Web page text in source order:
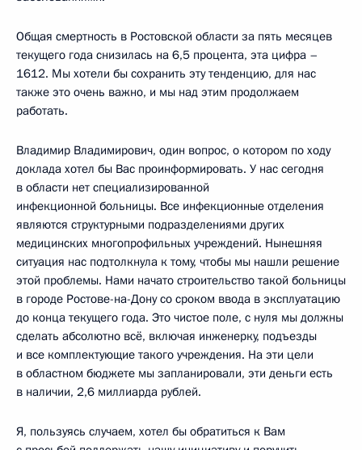
Общая смертность в Ростовской области за пять месяцев
текущего года снизилась на 6,5 процента, эта цифра –
1612. Мы хотели бы сохранить эту тенденцию, для нас
также это очень важно, и мы над этим продолжаем
работать.
Владимир Владимирович, один вопрос, о котором по ходу
доклада хотел бы Вас проинформировать. У нас сегодня
в области нет специализированной
инфекционной больницы. Все инфекционные отделения
являются структурными подразделениями других
медицинских многопрофильных учреждений. Нынешняя
ситуация нас подтолкнула к тому, чтобы мы нашли решение
этой проблемы. Нами начато строительство такой больницы
в городе Ростове-на-Дону со сроком ввода в эксплуатацию
до конца текущего года. Это чистое поле, с нуля мы должны
сделать абсолютно всё, включая инженерку, подъезды
и все комплектующие такого учреждения. На эти цели
в областном бюджете мы запланировали, эти деньги есть
в наличии, 2,6 миллиарда рублей.
Я, пользуясь случаем, хотел бы обратиться к Вам